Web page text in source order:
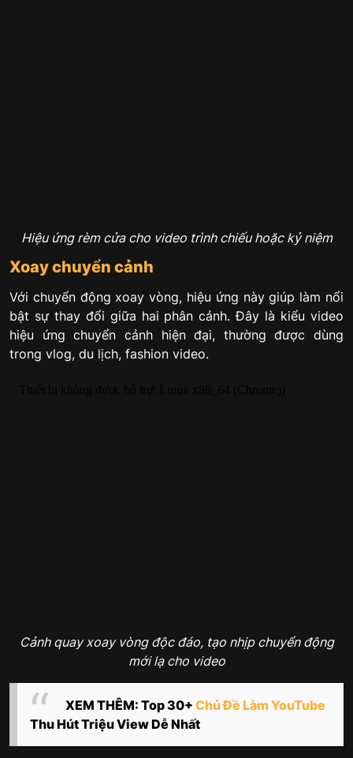
Hiệu ứng rèm cửa cho video trình chiếu hoặc kỷ niệm
Xoay chuyển cảnh
Với chuyển động xoay vòng, hiệu ứng này giúp làm nổi
bật sự thay đổi giữa hai phân cảnh. Đây là kiểu video
hiệu ứng chuyển cảnh hiện đại, thường được dùng
trong vlog, du lịch, fashion video.
Cảnh quay xoay vòng độc đáo, tạo nhịp chuyển động
mới lạ cho video
XEM THÊM: Top 30+ Chủ Đề Làm YouTube
Thu Hút Triệu View Dễ Nhất